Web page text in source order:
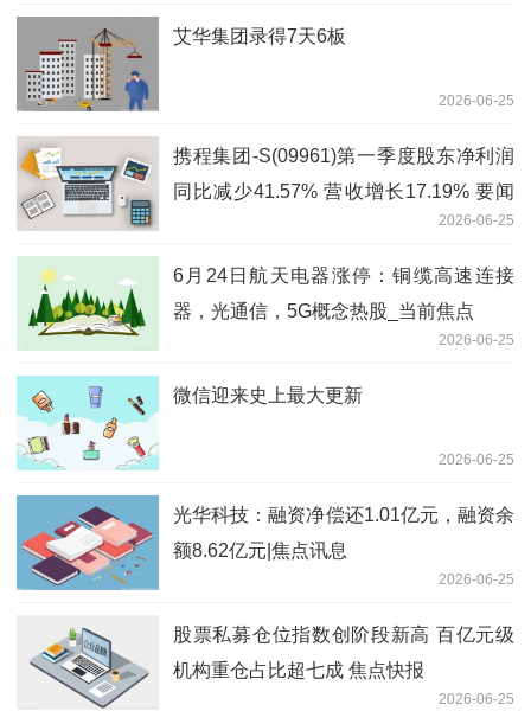
艾华集团录得7天6板
2026-06-25
携程集团-S(09961)第一季度股东净利润
同比减少41.57% 营收增长17.19% 要闻
2026-06-25
6月24日航天电器涨停：铜缆高速连接
器，光通信，5G概念热股_当前焦点
2026-06-25
微信迎来史上最大更新
2026-06-25
光华科技：融资净偿还1.01亿元，融资余
额8.62亿元|焦点讯息
2026-06-25
股票私募仓位指数创阶段新高 百亿元级
机构重仓占比超七成 焦点快报
2026-06-25